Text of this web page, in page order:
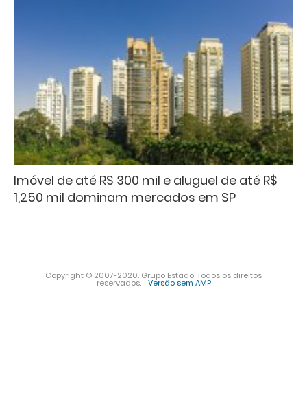
Imóvel de até R$ 300 mil e aluguel de até R$
1,250 mil dominam mercados em SP
Copyright © 2007-2020. Grupo Estado. Todos os direitos
reservados. Versão sem AMP